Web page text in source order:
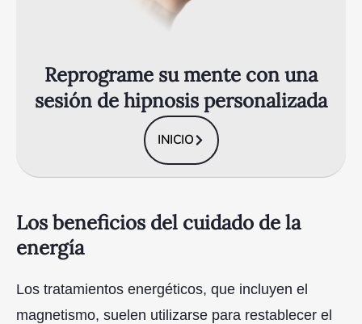
Reprograme su mente con una
sesión de hipnosis personalizada
INICIO
Los beneficios del cuidado de la
energía
Los tratamientos energéticos, que incluyen el
magnetismo, suelen utilizarse para restablecer el